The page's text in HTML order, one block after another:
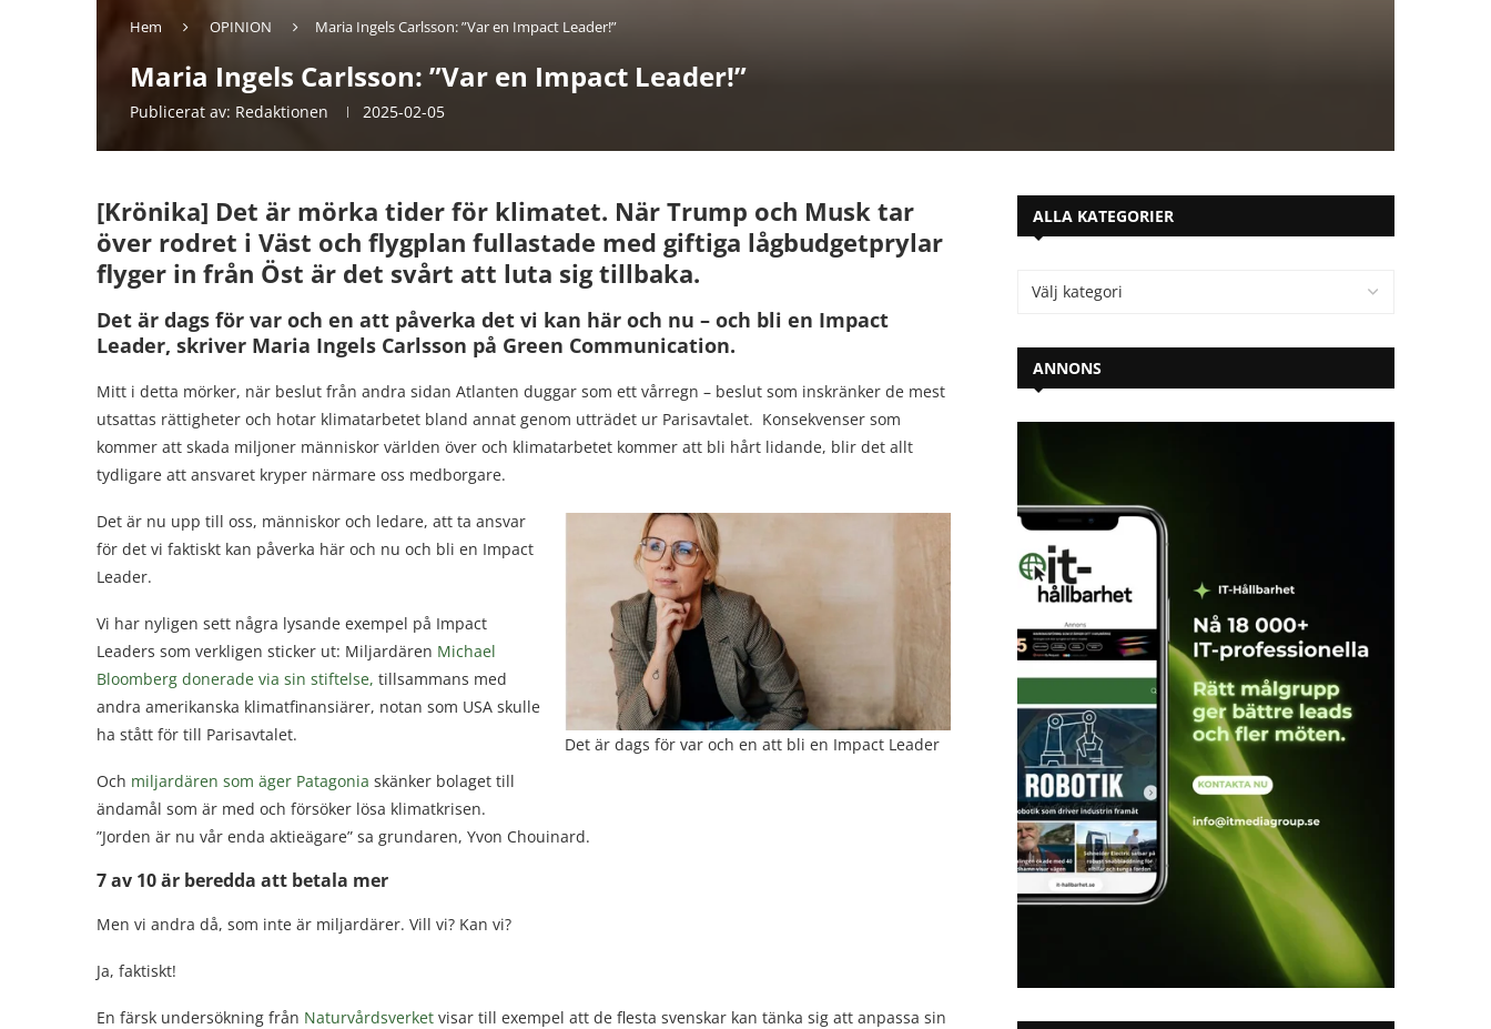
Hem OPINION Maria Ingels Carlsson: ”Var en Impact Leader!”
Maria Ingels Carlsson: ”Var en Impact Leader!”
Publicerat av: Redaktionen 2025-02-05
[Krönika] Det är mörka tider för klimatet. När Trump och Musk tar
över rodret i Väst och flygplan fullastade med giftiga lågbudgetprylar
flyger in från Öst är det svårt att luta sig tillbaka.
Det är dags för var och en att påverka det vi kan här och nu – och bli en Impact
Leader, skriver Maria Ingels Carlsson på Green Communication.
Mitt i detta mörker, när beslut från andra sidan Atlanten duggar som ett vårregn – beslut som inskränker de mest
utsattas rättigheter och hotar klimatarbetet bland annat genom utträdet ur Parisavtalet. Konsekvenser som
kommer att skada miljoner människor världen över och klimatarbetet kommer att bli hårt lidande, blir det allt
tydligare att ansvaret kryper närmare oss medborgare.
Det är dags för var och en att bli en Impact Leader
Det är nu upp till oss, människor och ledare, att ta ansvar
för det vi faktiskt kan påverka här och nu och bli en Impact
Leader.
Vi har nyligen sett några lysande exempel på Impact
Leaders som verkligen sticker ut: Miljardären Michael
Bloomberg donerade via sin stiftelse, tillsammans med
andra amerikanska klimatfinansiärer, notan som USA skulle
ha stått för till Parisavtalet.
Och miljardären som äger Patagonia skänker bolaget till
ändamål som är med och försöker lösa klimatkrisen.
”Jorden är nu vår enda aktieägare” sa grundaren, Yvon Chouinard.
7 av 10 är beredda att betala mer
Men vi andra då, som inte är miljardärer. Vill vi? Kan vi?
Ja, faktiskt!
En färsk undersökning från Naturvårdsverket visar till exempel att de flesta svenskar kan tänka sig att anpassa sin
ALLA KATEGORIER
ANNONS